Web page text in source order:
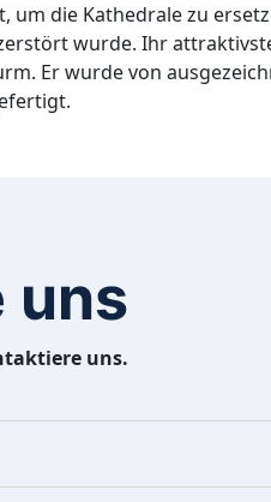
um die Kathedrale zu
wurde. Ihr
Er wurde von
uns
uns.